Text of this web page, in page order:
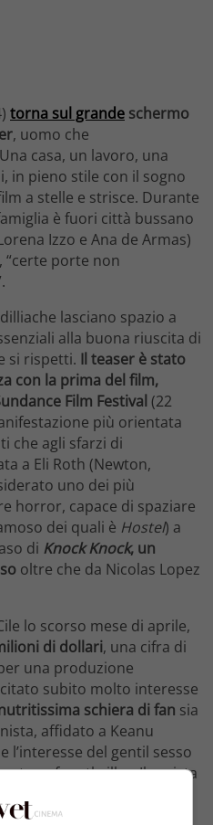
torna sul grande schermo
, uomo che
casa, un lavoro, una
in pieno stile con il sogno
a stelle e strisce. Durante
è fuori città bussano
Izzo e Ana de Armas)
“certe porte non
lasciano spazio a
alla buona riuscita di
si rispetti. Il teaser è stato
con la prima del film,
Film Festival(22
più orientata
che agli sfarzi di
a Eli Roth (Newton,
uno dei più
horror, capace di spaziare
dei quali è Hostel) a
di Knock Knock, un
oltre che da Nicolas Lopez
lo scorso mese di aprile,
di dollari, una cifra di
una produzione
subito molto interesse
schiera di fan sia
affidato a Keanu
l’interesse del gentil sesso
atmosfere thriller. Il regista
ancora prima di
citando le atmosfere